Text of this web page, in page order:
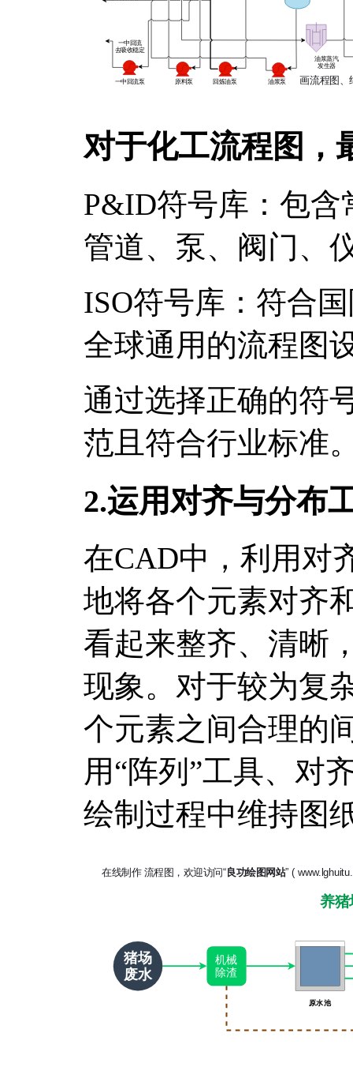
对于化工流程图，
P&ID符号库：包
管道、泵、阀门、
ISO符号库：符合
全球通用的流程图
通过选择正确的符
范且符合行业标准
2.运用对齐与分布
在CAD中，利用对
地将各个元素对齐
看起来整齐、清晰
现象。对于较为复
个元素之间合理的
用“阵列”工具、对
绘制过程中维持图